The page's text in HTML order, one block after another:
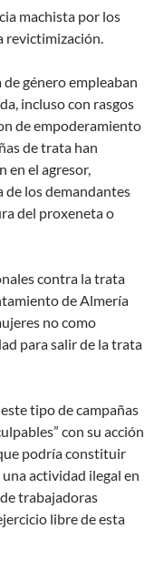
machista por los
revictimización.
género empleaban
incluso con rasgos
de empoderamiento
de trata han
en el agresor,
de los demandantes
del proxeneta o
contra la trata
de Almería
no como
para salir de la trata
tipo de campañas
con su acción
podría constituir
actividad ilegal en
trabajadoras
libre de esta